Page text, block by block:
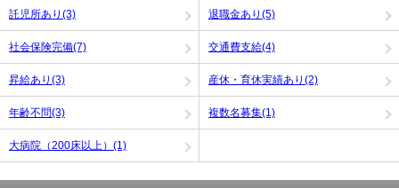
託児所あり(3) 退職金あり(5)
社会保険完備(7) 交通費支給(4)
昇給あり(3) 産休・育休実績あり(2)
年齢不問(3) 複数名募集(1)
大病院（200床以上）(1)